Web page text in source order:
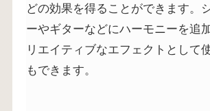
どの効果を得ることができます。
ーやギターなどにハーモニーを追
リエイティブなエフェクトとして
もできます。